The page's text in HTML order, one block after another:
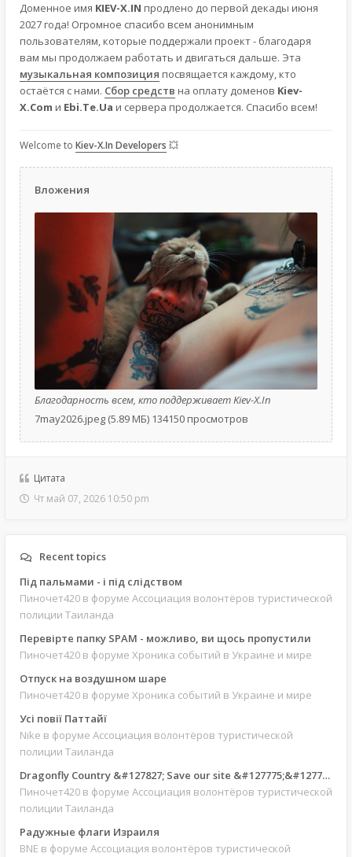
Доменное имя KIEV-X.IN продлено до первой декады июня
2027 года! Огромное спасибо всем анонимным
пользователям, которые поддержали проект - благодаря
вам мы продолжаем работать и двигаться дальше. Эта
музыкальная композиция посвящается каждому, кто
остаётся с нами. Сбор средств на оплату доменов Kiev-
X.Com и Ebi.Te.Ua и сервера продолжается. Спасибо всем!
Welcome to Kiev-X.In Developers 💥
Вложения
Благодарность всем, кто поддерживает Kiev-X.In
7may2026.jpeg (5.89 МБ) 134150 просмотров
Цитата
Чт май 07, 2026 10:50 pm
Recent topics
Під пальмами - і під слідством
Пиночет420 в форуме Ассоциация волонтёров туристической
полиции Таиланда
Перевірте папку SPAM - можливо, ви щось пропустили
Пиночет420 в форуме Хроника событий в Украине и мире
Отпуск на воздушном шаре
Пиночет420 в форуме Хроника событий в Украине и мире
Усі повії Паттайї
Nike в форуме Ассоциация волонтёров туристической
полиции Таиланда
Dragonfly Country &#127827; Save our site &#127775;&#127769;
Пиночет420 в форуме Ассоциация волонтёров туристической
полиции Таиланда
Радужные флаги Израиля
BNE в форуме Ассоциация волонтёров туристической